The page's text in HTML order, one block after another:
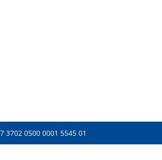
0500 0001 5545 01